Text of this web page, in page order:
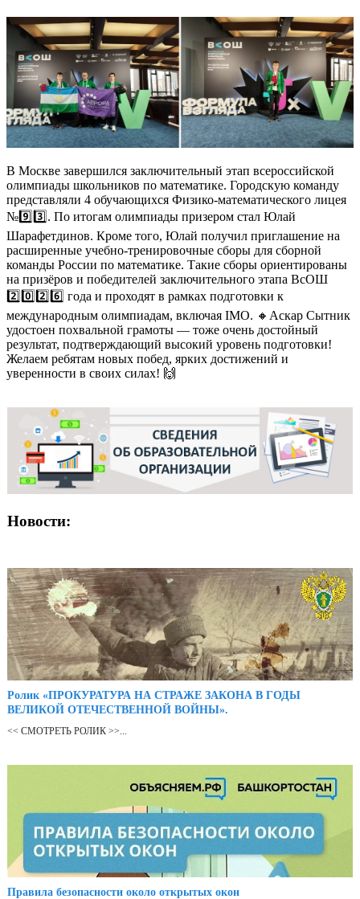
В Москве завершился заключительный этап всероссийской
олимпиады школьников по математике. Городскую команду
представляли 4 обучающихся Физико-математического лицея
№9️⃣3️⃣. По итогам олимпиады призером стал Юлай
Шарафетдинов. Кроме того, Юлай получил приглашение на
расширенные учебно-тренировочные сборы для сборной
команды России по математике. Такие сборы ориентированы
на призёров и победителей заключительного этапа ВсОШ
2️⃣0️⃣2️⃣6️⃣ года и проходят в рамках подготовки к
международным олимпиадам, включая IMO. 🔸Аскар Сытник
удостоен похвальной грамоты — тоже очень достойный
результат, подтверждающий высокий уровень подготовки!
Желаем ребятам новых побед, ярких достижений и
уверенности в своих силах! 🙌
Новости:
Ролик «ПРОКУРАТУРА НА СТРАЖЕ ЗАКОНА В ГОДЫ
ВЕЛИКОЙ ОТЕЧЕСТВЕННОЙ ВОЙНЫ».
<< СМОТРЕТЬ РОЛИК >>...
Правила безопасности около открытых окон